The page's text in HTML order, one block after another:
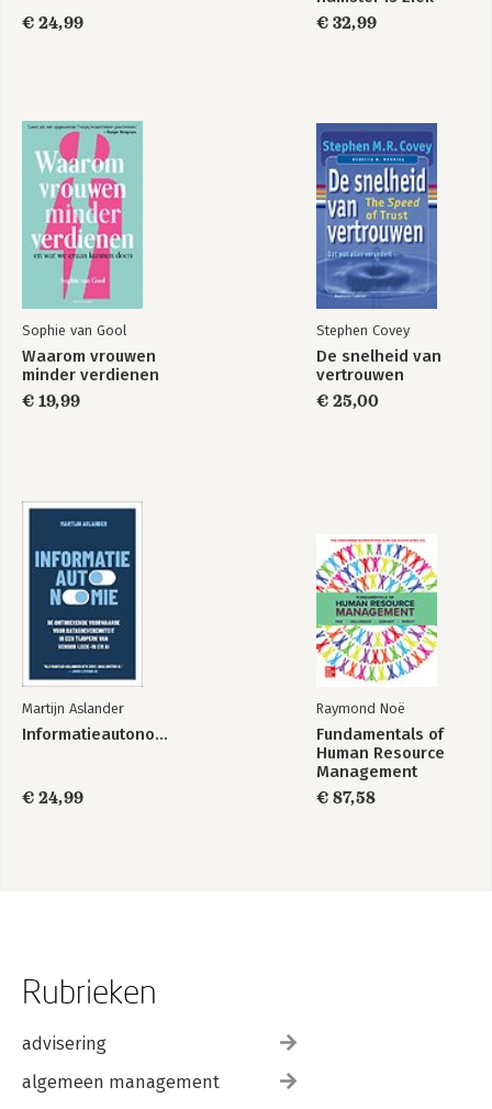
The Wealth Money
Can't Buy -
Nederlandse editie
The Wealth Money
Can't Buy
Bekijk alle boeken
€ 24,99
€ 32,99
Sophie van Gool
Waarom vrouwen
minder verdienen
€ 19,99
Stephen Covey
De snelheid van
vertrouwen
€ 25,00
Martijn Aslander
Informatieautonomie
€ 24,99
Raymond Noë
Fundamentals of
Human Resource
Management
€ 87,58
Rubrieken
advisering
algemeen management